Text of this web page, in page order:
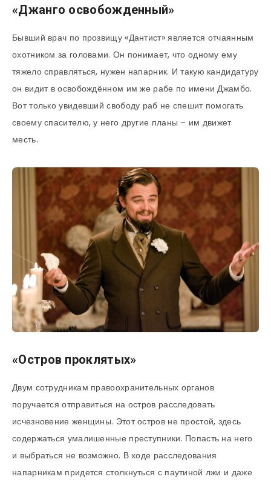
«Джанго освобожденный»
Бывший врач по прозвищу «Дантист» является отчаянным
охотником за головами. Он понимает, что одному ему
тяжело справляться, нужен напарник. И такую кандидатуру
он видит в освобождённом им же рабе по имени Джамбо.
Вот только увидевший свободу раб не спешит помогать
своему спасителю, у него другие планы – им движет
месть.
«Остров проклятых»
Двум сотрудникам правоохранительных органов
поручается отправиться на остров расследовать
исчезновение женщины. Этот остров не простой, здесь
содержаться умалишенные преступники. Попасть на него
и выбраться не возможно. В ходе расследования
напарникам придется столкнуться с паутиной лжи и даже